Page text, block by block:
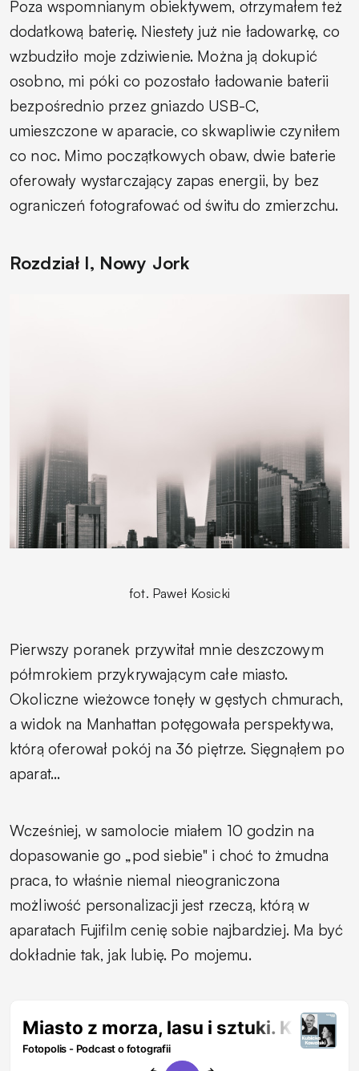
Poza wspomnianym obiektywem, otrzymałem też
dodatkową baterię. Niestety już nie ładowarkę, co
wzbudziło moje zdziwienie. Można ją dokupić
osobno, mi póki co pozostało ładowanie baterii
bezpośrednio przez gniazdo USB-C,
umieszczone w aparacie, co skwapliwie czyniłem
co noc. Mimo początkowych obaw, dwie baterie
oferowały wystarczający zapas energii, by bez
ograniczeń fotografować od świtu do zmierzchu.
Rozdział I, Nowy Jork
fot. Paweł Kosicki
Pierwszy poranek przywitał mnie deszczowym
półmrokiem przykrywającym całe miasto.
Okoliczne wieżowce tonęły w gęstych chmurach,
a widok na Manhattan potęgowała perspektywa,
którą oferował pokój na 36 piętrze. Sięgnąłem po
aparat…
Wcześniej, w samolocie miałem 10 godzin na
dopasowanie go „pod siebie" i choć to żmudna
praca, to właśnie niemal nieograniczona
możliwość personalizacji jest rzeczą, którą w
aparatach Fujifilm cenię sobie najbardziej. Ma być
dokładnie tak, jak lubię. Po mojemu.